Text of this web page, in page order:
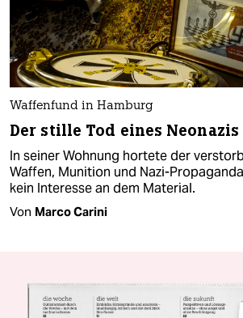
Waffenfund in Hamburg
Der stille Tod eines Neonazis
In seiner Wohnung hortete der
Waffen, Munition und Nazi-
kein Interesse an dem Material.
Von Marco Carini